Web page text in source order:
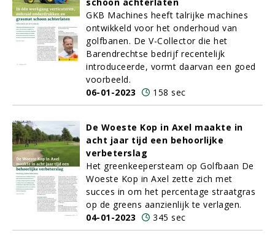
GKB Machines heeft talrijke machines
ontwikkeld voor het onderhoud van
golfbanen. De V-Collector die het
Barendrechtse bedrijf recentelijk
introduceerde, vormt daarvan een goed
voorbeeld.
06-01-2023
158 sec
De Woeste Kop in Axel maakte in
acht jaar tijd een behoorlijke
verbeterslag
Het greenkeepersteam op Golfbaan De
Woeste Kop in Axel zette zich met
succes in om het percentage straatgras
op de greens aanzienlijk te verlagen.
04-01-2023
345 sec